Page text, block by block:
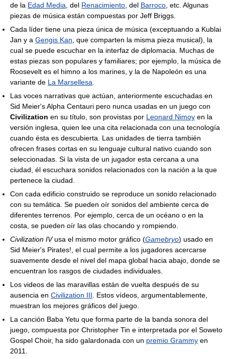
de la Edad Media , del Renacimiento , del Barroco , etc. Algunas
piezas de música están compuestas por Jeff Briggs.
Cada líder tiene una pieza única de música (exceptuando a Kublai
Jan y a Gengis Kan , que comparten la misma pieza musical), la
cual se puede escuchar en la interfaz de diplomacia. Muchas de
estas piezas son populares y familiares; por ejemplo, la música de
Roosevelt es el himno a los marines, y la de Napoleón es una
variante de La Marsellesa
Las voces narrativas que actúan, anteriormente escuchadas en
Sid Meier's Alpha Centauri pero nunca usadas en un juego con
Civilization en su título, son provistas por Leonard Nimoy en la
versión inglesa, quien lee una cita relacionada con una tecnología
cuando ésta es descubierta. Las unidades de tierra también
ofrecen frases cortas en su lenguaje cultural nativo cuando son
seleccionadas. Si la vista de un jugador esta cercana a una
ciudad, él escuchara sonidos relacionados con la nación a la que
pertenece la ciudad.
Con cada edificio construido se reproduce un sonido relacionado
con su temática. Se pueden oír sonidos del ambiente cerca de
diferentes terrenos. Por ejemplo, cerca de un océano o en la
costa, se pueden oír las olas chocando y rompiendo.
Civilization IVusa el mismo motor gráfico (Gamebryo) usado en
Sid Meier's Pirates!, el cual permite a los jugadores acercarse
suavemente desde el nivel del mapa global hacia abajo, donde se
encuentran los rasgos de ciudades individuales.
Los videos de las maravillas están de vuelta después de su
ausencia en Civilization III . Estos vídeos, argumentablemente,
muestran los mejores gráficos del juego.
La canción Baba Yetu que forma parte de la banda sonora del
juego, compuesta por Christopher Tin e interpretada por el Soweto
Gospel Choir, ha sido galardonada con un premio Grammy en
2011.